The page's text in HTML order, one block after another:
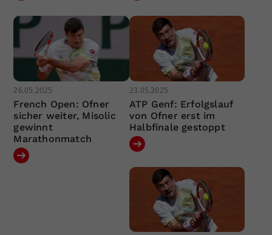
26.05.2025
French Open: Ofner
sicher weiter, Misolic
gewinnt
Marathonmatch
23.05.2025
ATP Genf: Erfolgslauf
von Ofner erst im
Halbfinale gestoppt